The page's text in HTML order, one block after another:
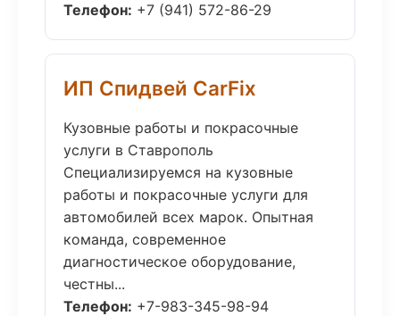
Телефон: +7 (941) 572-86-29
ИП Спидвей CarFix
Кузовные работы и покрасочные
услуги в Ставрополь
Специализируемся на кузовные
работы и покрасочные услуги для
автомобилей всех марок. Опытная
команда, современное
диагностическое оборудование,
честны...
Телефон: +7-983-345-98-94